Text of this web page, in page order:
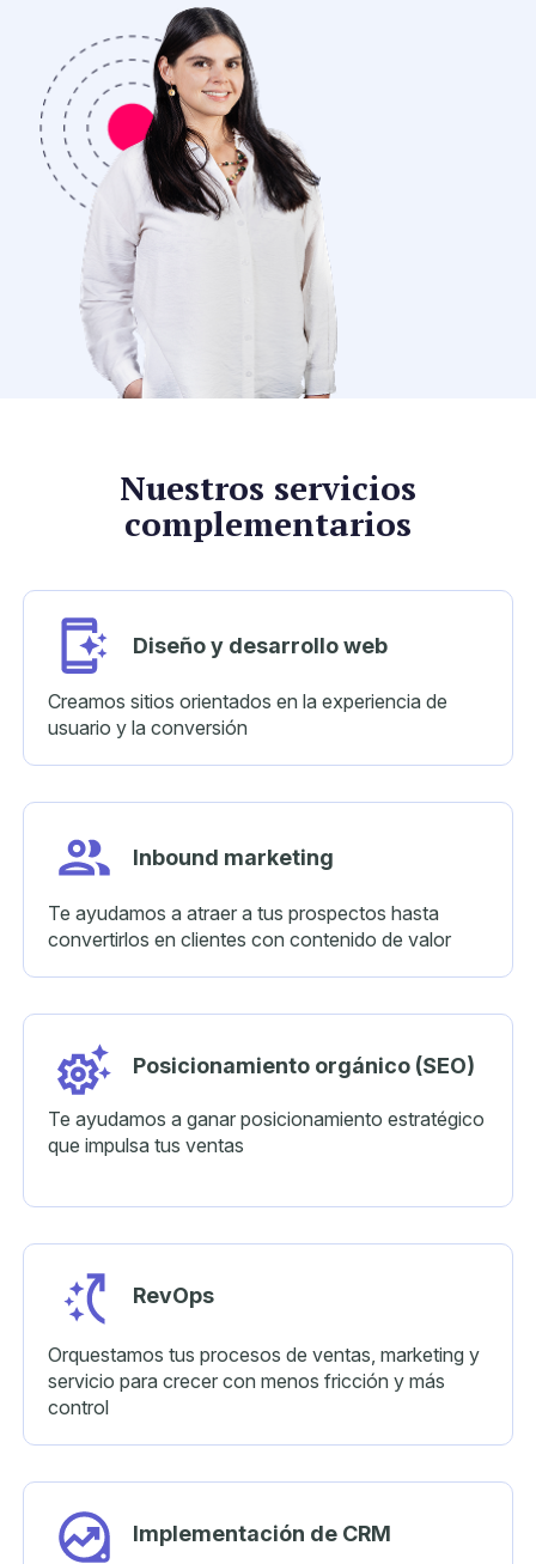
Nuestros servicios
complementarios
Diseño y desarrollo web
Creamos sitios orientados en la experiencia de
usuario y la conversión
Inbound marketing
Te ayudamos a atraer a tus prospectos hasta
convertirlos en clientes con contenido de valor
Posicionamiento orgánico (SEO)
Te ayudamos a ganar posicionamiento estratégico
que impulsa tus ventas
RevOps
Orquestamos tus procesos de ventas, marketing y
servicio para crecer con menos fricción y más
control
Implementación de CRM